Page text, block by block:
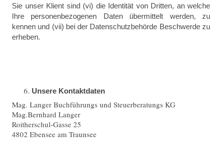
Sie unser Klient sind (vi) die Identität von Dritten, an welche
Ihre personenbezogenen Daten übermittelt werden, zu
kennen und (vii) bei der Datenschutzbehörde Beschwerde zu
erheben.
Unsere Kontaktdaten
Mag. Langer Buchführungs und Steuerberatungs KG
Mag.Bernhard Langer
Roitherschul-Gasse 25
4802 Ebensee am Traunsee